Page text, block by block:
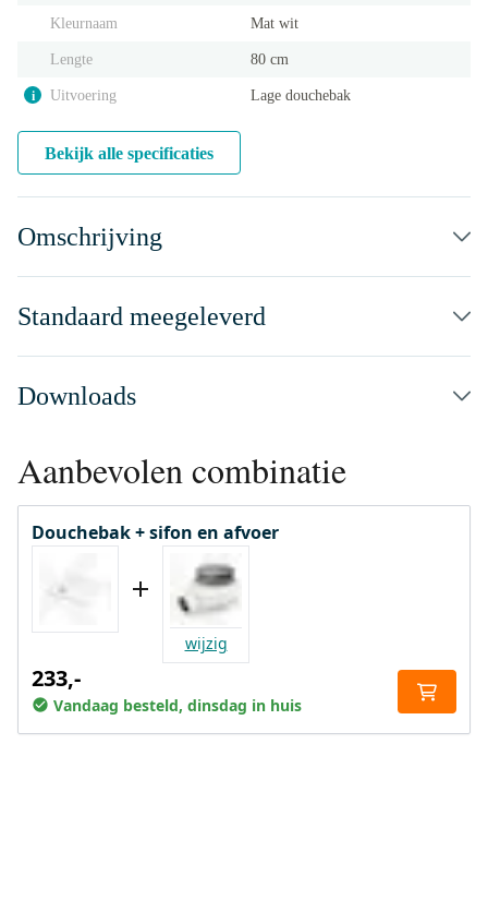
Kleurnaam Mat wit
Lengte 80 cm
i Uitvoering Lage douchebak
Bekijk alle specificaties
Omschrijving
Standaard meegeleverd
Downloads
Aanbevolen combinatie
Douchebak + sifon en afvoer
wijzig
233,-
Vandaag besteld, dinsdag in huis